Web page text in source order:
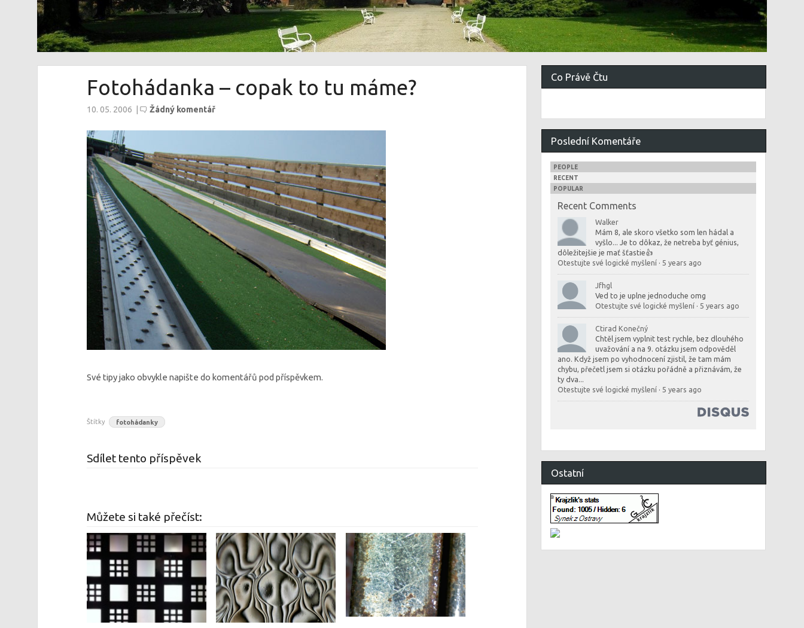
Fotohádanka – copak to tu máme?
10. 05. 2006 Žádný komentář
Své tipy jako obvykle napište do komentářů pod příspěvkem.
Štítky fotohádanky
Sdílet tento příspěvek
Můžete si také přečíst:
Co Právě Čtu
Poslední Komentáře
PEOPLE
RECENT
POPULAR
Recent Comments
Walker
Mám 8, ale skoro všetko som len hádal a
vyšlo... Je to dôkaz, že netreba byť génius,
dôležitejšie je mať šťastie👍
Otestujte své logické myšlení· 5 years ago
Jfhgl
Ved to je uplne jednoduche omg
Otestujte své logické myšlení· 5 years ago
Ctirad Konečný
Chtěl jsem vyplnit test rychle, bez dlouhého
uvažování a na 9. otázku jsem odpověděl
ano. Když jsem po vyhodnocení zjistil, že tam mám
chybu, přečetl jsem si otázku pořádně a přiznávám, že
ty dva...
Otestujte své logické myšlení· 5 years ago
Ostatní